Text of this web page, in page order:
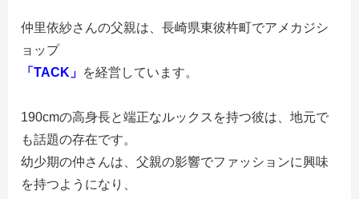
仲里依紗さんの父親は、長崎県東彼杵町でアメカジシ
ョップ
「TACK」 を経営しています。
190cmの高身長と端正なルックスを持つ彼は、地元で
も話題の存在です。
幼少期の仲さんは、父親の影響でファッションに興味
を持つようになり、